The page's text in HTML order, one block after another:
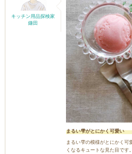
キッチン用品探検家
鎌田
まるい雫がとにかく可愛い
まるい雫の模様がとにかく可
くなるキュートな見た目です